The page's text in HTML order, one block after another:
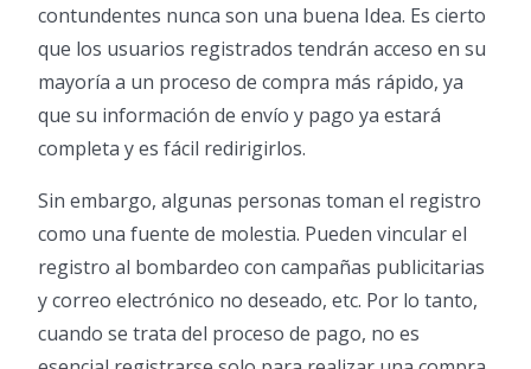
contundentes nunca son una buena Idea. Es cierto
que los usuarios registrados tendrán acceso en su
mayoría a un proceso de compra más rápido, ya
que su información de envío y pago ya estará
completa y es fácil redirigirlos.
Sin embargo, algunas personas toman el registro
como una fuente de molestia. Pueden vincular el
registro al bombardeo con campañas publicitarias
y correo electrónico no deseado, etc. Por lo tanto,
cuando se trata del proceso de pago, no es